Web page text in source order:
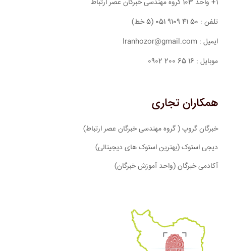
1+ واحد 103 گروه مهندسی خبرگان عصر ارتباط
تلفن : 50 41 9109 051 (5 خط)
ایمیل : Iranhozor@gmail.com
موبایل : 16 65 200 0902
همکاران تجاری
خبرگان گروپ ( گروه مهندسی خبرگان عصر ارتباط)
دیجی استوک (بهترین استوک های دیجیتالی)
آکادمی خبرگان (واحد آموزش خبرگان)